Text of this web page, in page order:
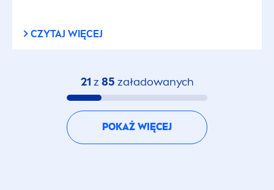
CZYTAJ WIĘCEJ
21 z 85 załadowanych
POKAŻ WIĘCEJ